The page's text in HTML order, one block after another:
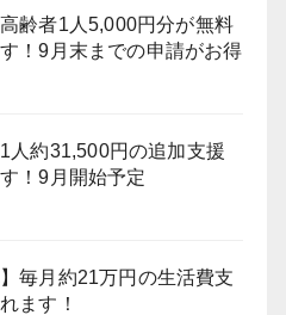
高齢者1人5,000円分が無料
！9月末までの申請がお得
1人約31,500円の追加支援
！9月開始予定
】毎月約21万円の生活費支
ます！